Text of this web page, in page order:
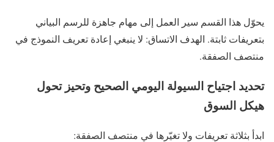
يحوّل هذا القسم سير العمل إلى مهام جاهزة للرسم البياني
بتعريفات ثابتة. الهدف الاتساق: لا ينبغي إعادة تعريف النموذج في
منتصف الصفقة.
تحديد اجتياح السيولة اليومي الصحيح وتحيز تحول
هيكل السوق
ابدأ بثلاثة تعريفات ولا تغيّرها في منتصف الصفقة: